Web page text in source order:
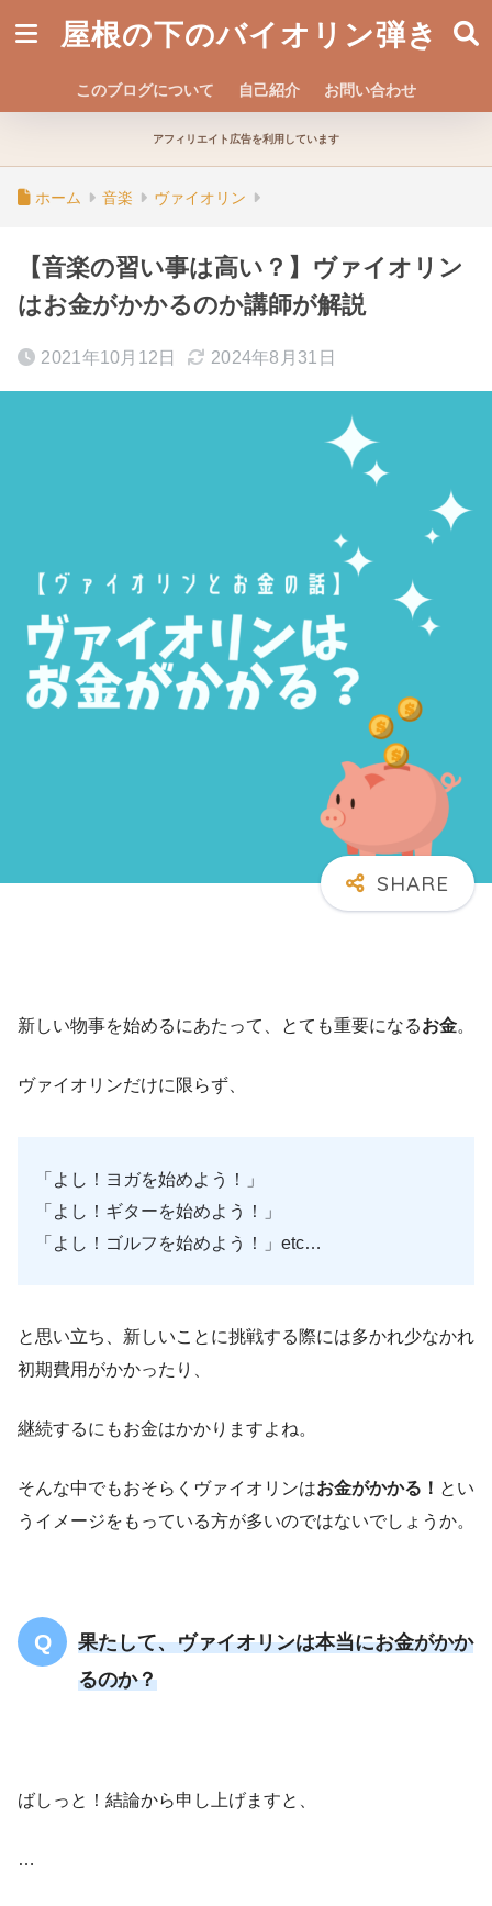
屋根の下のバイオリン弾き
このブログについて 自己紹介 お問い合わせ
アフィリエイト広告を利用しています
ホーム 音楽 ヴァイオリン
【音楽の習い事は高い？】ヴァイオリン
はお金がかかるのか講師が解説
2021年10月12日 2024年8月31日
新しい物事を始めるにあたって、とても重要になるお金。
ヴァイオリンだけに限らず、
「よし！ヨガを始めよう！」
「よし！ギターを始めよう！」
「よし！ゴルフを始めよう！」etc…
と思い立ち、新しいことに挑戦する際には多かれ少なかれ
初期費用がかかったり、
継続するにもお金はかかりますよね。
そんな中でもおそらくヴァイオリンはお金がかかる！ とい
うイメージをもっている方が多いのではないでしょうか。
果たして、ヴァイオリンは本当にお金がかか
るのか？
ばしっと！結論から申し上げますと、
…